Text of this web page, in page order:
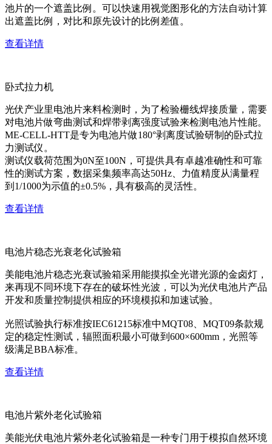
池片的一个遮盖比例。可以快速用视觉图形化的方法自动计算
出遮盖比例，对比和原先设计的比例差值。
查看详情
卧式拉力机
光伏产业里电池片来料检测时，为了检验栅线焊接质量，需要
对电池片做弯曲测试和焊带剥离强度试验来检测电池片性能。
ME-CELL-HTT是专为电池片做180°剥离度试验研制的卧式拉
力测试仪。
测试仪载荷范围为0N至100N，可提供具有卓越准确性和可靠
性的测试方案，数据采集频率高达50Hz、力值精度从满量程
到1/1000为示值的±0.5%，具有极高的灵活性。
查看详情
电池片稳态光衰老化试验箱
美能电池片稳态光衰试验箱采用能摸拟全光谱光源的金卤灯，
来再现不同环境下存在的破坏性光波，可以为光伏电池片产品
开发和质量控制提供相应的环境模拟和加速试验。
光照试验执行标准按IEC61215标准中MQT08、MQT09条款规
定的稳定性测试，辐照面积最小可做到600×600mm，光照等
级满足BBA标准。
查看详情
电池片紫外老化试验箱
美能光伏电池片紫外老化试验箱是一种专门用于模拟自然环境